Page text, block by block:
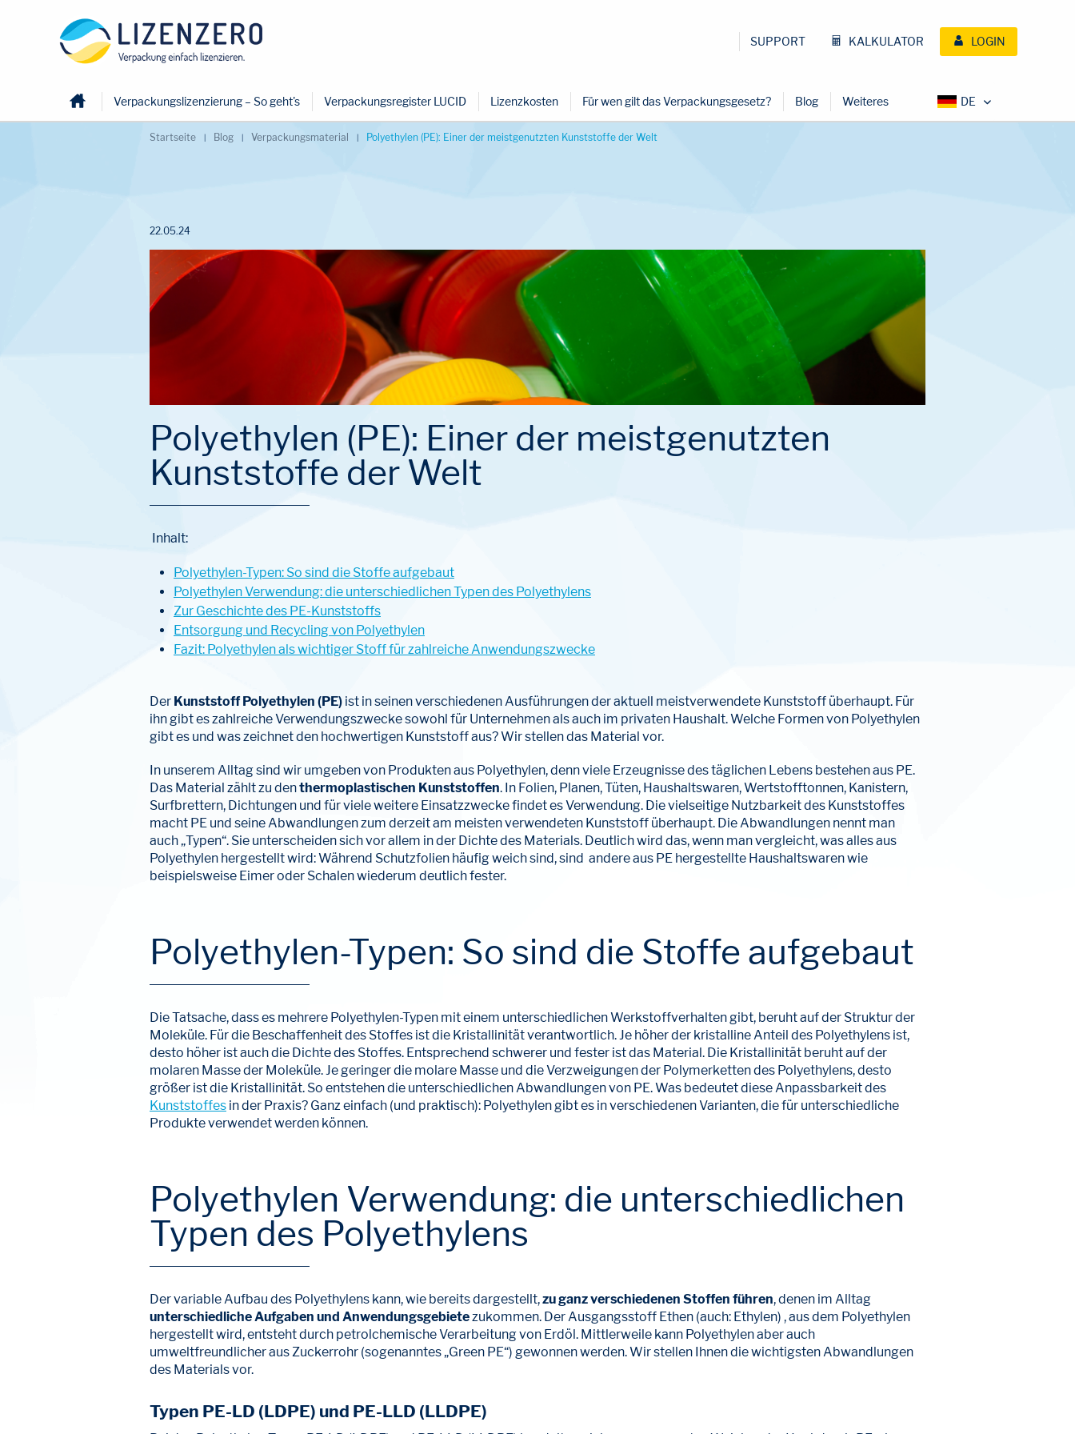
SUPPORT KALKULATOR LOGIN
Home Verpackungslizenzierung – So geht's Verpackungsregister LUCID Lizenzkosten Für wen gilt das Verpackungsgesetz? Blog Weiteres
Startseite Blog Verpackungsmaterial Polyethylen (PE): Einer der meistgenutzten Kunststoffe der Welt
22.05.24
Polyethylen (PE): Einer der meistgenutzten
Kunststoffe der Welt
Inhalt:
Polyethylen-Typen: So sind die Stoffe aufgebaut
Polyethylen Verwendung: die unterschiedlichen Typen des Polyethylens
Zur Geschichte des PE-Kunststoffs
Entsorgung und Recycling von Polyethylen
Fazit: Polyethylen als wichtiger Stoff für zahlreiche Anwendungszwecke
Der Kunststoff Polyethylen (PE) ist in seinen verschiedenen Ausführungen der aktuell meistverwendete Kunststoff überhaupt. Für
ihn gibt es zahlreiche Verwendungszwecke sowohl für Unternehmen als auch im privaten Haushalt. Welche Formen von Polyethylen
gibt es und was zeichnet den hochwertigen Kunststoff aus? Wir stellen das Material vor.
In unserem Alltag sind wir umgeben von Produkten aus Polyethylen, denn viele Erzeugnisse des täglichen Lebens bestehen aus PE.
Das Material zählt zu denthermoplastischen Kunststoffen. In Folien, Planen, Tüten, Haushaltswaren, Wertstofftonnen, Kanistern,
Surfbrettern, Dichtungen und für viele weitere Einsatzzwecke findet es Verwendung. Die vielseitige Nutzbarkeit des Kunststoffes
macht PE und seine Abwandlungen zum derzeit am meisten verwendeten Kunststoff überhaupt. Die Abwandlungen nennt man
auch „Typen“. Sie unterscheiden sich vor allem in der Dichte des Materials. Deutlich wird das, wenn man vergleicht, was alles aus
Polyethylen hergestellt wird: Während Schutzfolien häufig weich sind, sind andere aus PE hergestellte Haushaltswaren wie
beispielsweise Eimer oder Schalen wiederum deutlich fester.
Polyethylen-Typen: So sind die Stoffe aufgebaut
Die Tatsache, dass es mehrere Polyethylen-Typen mit einem unterschiedlichen Werkstoffverhalten gibt, beruht auf der Struktur der
Moleküle. Für die Beschaffenheit des Stoffes ist die Kristallinität verantwortlich. Je höher der kristalline Anteil des Polyethylens ist,
desto höher ist auch die Dichte des Stoffes. Entsprechend schwerer und fester ist das Material. Die Kristallinität beruht auf der
molaren Masse der Moleküle. Je geringer die molare Masse und die Verzweigungen der Polymerketten des Polyethylens, desto
größer ist die Kristallinität. So entstehen die unterschiedlichen Abwandlungen von PE. Was bedeutet diese Anpassbarkeit des
Kunststoffes in der Praxis? Ganz einfach (und praktisch): Polyethylen gibt es in verschiedenen Varianten, die für unterschiedliche
Produkte verwendet werden können.
Polyethylen Verwendung: die unterschiedlichen
Typen des Polyethylens
Der variable Aufbau des Polyethylens kann, wie bereits dargestellt,zu ganz verschiedenen Stoffen führen, denen im Alltag
unterschiedliche Aufgaben und Anwendungsgebietezukommen. Der Ausgangsstoff Ethen (auch: Ethylen) , aus dem Polyethylen
hergestellt wird, entsteht durch petrolchemische Verarbeitung von Erdöl. Mittlerweile kann Polyethylen aber auch
umweltfreundlicher aus Zuckerrohr (sogenanntes „Green PE“) gewonnen werden. Wir stellen Ihnen die wichtigsten Abwandlungen
des Materials vor.
Typen PE-LD (LDPE) und PE-LLD (LLDPE)